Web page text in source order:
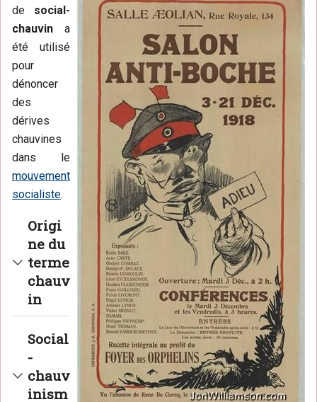
de social-
chauvin a
été utilisé
pour
dénoncer
des
dérives
chauvines
dans le
mouvement
socialiste.
Origi
ne du
terme
chauv
in
Social
-
chauv
inism